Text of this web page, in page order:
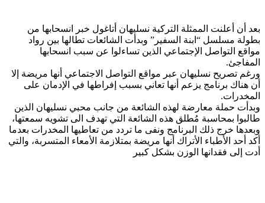
بعد أن أعلنت الممثلة التركية ​نسليهان​ أتاغول خبر انسحابها من
بطولة مسلسل “ابنة السفير” وبدأت الشائعات تطالها بين رواد
مواقع التواصل الإجتماعي الذين تساءلوا عن سبب انسحابها
المفاجئ.
ورغم تصريح نسليهان عبر مواقع التواصل الاجتماعي أنها مريضة إلا
أن هناك برنامج يزعم أنها تعاني بسبب إفراطها في الإدمان على
المخدرات.
وبدأت حملة معارضة لهذه الشائعة من جانب محبي نسليهان الذين
طالبوا بمحاسبة مُطلق هذه الشائعة التي تهدف الى تشويه سمعتها،
وبعدها خرج ذلك البرنامج ونفى ما تردد من تعاطيها المخدرات بعدما
أكد أحد الأطباء الأتراك أنها مريضة بمتلازمة الأمعاء المتسربة، والتي
أدت إلى فقدانها الوزن بشكل كبير